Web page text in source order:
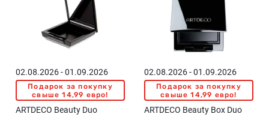
02.08.2026 - 01.09.2026
Подарок за покупку
свыше 14,99 евро!
ARTDECO Beauty Duo
02.08.2026 - 01.09.2026
Подарок за покупку
свыше 14,99 евро!
ARTDECO Beauty Box Duo